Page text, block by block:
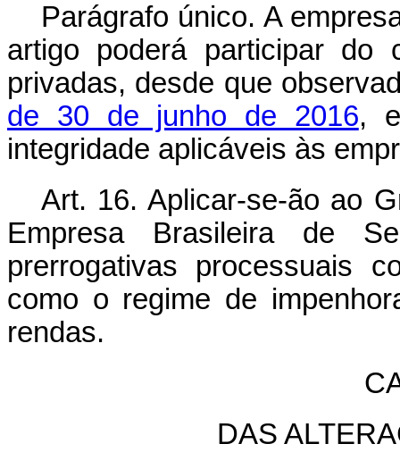
Parágrafo único. A
artigo poderá participar do
privadas, desde que
de 30 de junho de 2016,
integridade aplicáveis às
Art. 16. Aplicar-se-ão ao
Empresa Brasileira de
prerrogativas processuais
como o regime de
rendas.
DAS